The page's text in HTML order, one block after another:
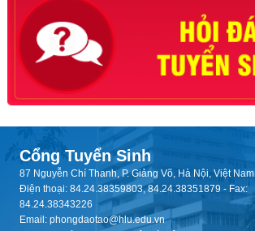
Cổng Tuyển Sinh
87 Nguyễn Chí Thanh, P. Giảng Võ, Hà Nội, Việt Nam
Điện thoại: 84.24.38359803, 84.24.38351879 - Fax:
84.24.38343226
Email: phongdaotao@hlu.edu.vn